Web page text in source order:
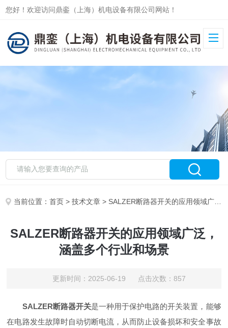
您好！欢迎访问鼎銮（上海）机电设备有限公司网站！
当前位置：首页 >技术文章 > SALZER断路器开关的应用领域广泛，涵盖多个行业和场景
SALZER断路器开关的应用领域广泛，
涵盖多个行业和场景
更新时间：2025-06-19 点击次数：857
SALZER断路器开关是一种用于保护电路的开关装置，能够
在电路发生故障时自动切断电流，从而防止设备损坏和安全事故